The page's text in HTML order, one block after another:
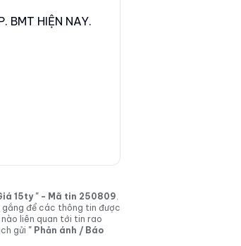
BMT HIỆN NAY.
15ty " - Mã tin 250809.
gắng để các thông tin được
liên quan tới tin rao
gửi " Phản ánh / Báo